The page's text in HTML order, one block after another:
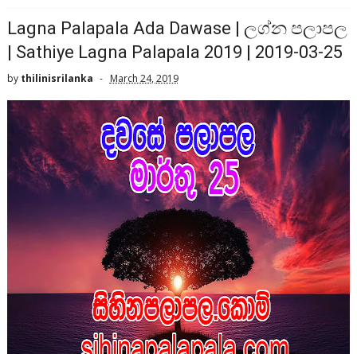
Lagna Palapala Ada Dawase | ලග්න පලාපල
| Sathiye Lagna Palapala 2019 | 2019-03-25
by thilinisrilanka March 24, 2019